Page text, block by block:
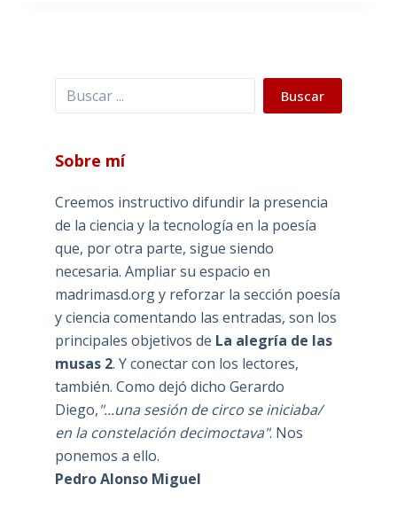
Buscar Buscar
Sobre mí
Creemos instructivo difundir la presencia
de la ciencia y la tecnología en la poesía
que, por otra parte, sigue siendo
necesaria. Ampliar su espacio en
madrimasd.org y reforzar la sección poesía
y ciencia comentando las entradas, son los
principales objetivos de La alegría de las
musas 2. Y conectar con los lectores,
también. Como dejó dicho Gerardo
Diego,"...una sesión de circo se iniciaba/
en la constelación decimoctava". Nos
ponemos a ello.
Pedro Alonso Miguel